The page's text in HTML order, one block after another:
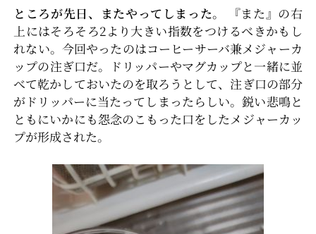
ところが先日、またやってしまった。
『また』の右
上にはそろそろ2より大きい指数をつけるべきかもし
れない。今回やったのはコーヒーサーバ兼メジャーカ
ップの注ぎ口だ。ドリッパーやマグカップと一緒に並
べて乾かしておいたのを取ろうとして、注ぎ口の部分
がドリッパーに当たってしまったらしい。鋭い悲鳴と
ともにいかにも怨念のこもった口をしたメジャーカッ
プが形成された。